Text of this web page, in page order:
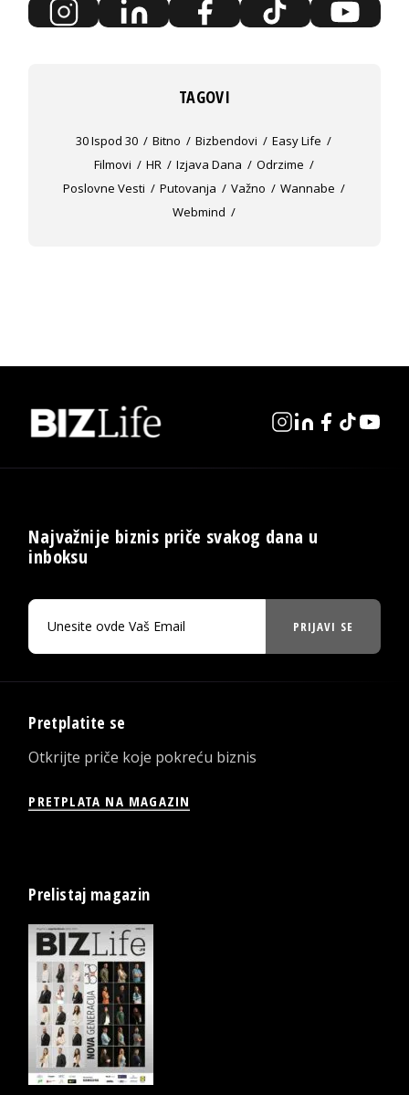
TAGOVI
30 Ispod 30 Bitno Bizbendovi
Easy Life
Filmovi
HR Izjava Dana
Odrzime
Poslovne Vesti
Putovanja Važno
Wannabe
Webmind
Najvažnije biznis priče svakog dana u
inboksu
PRIJAVI SE
Pretplatite se
Otkrijte priče koje pokreću biznis
PRETPLATA NA MAGAZIN
Prelistaj magazin